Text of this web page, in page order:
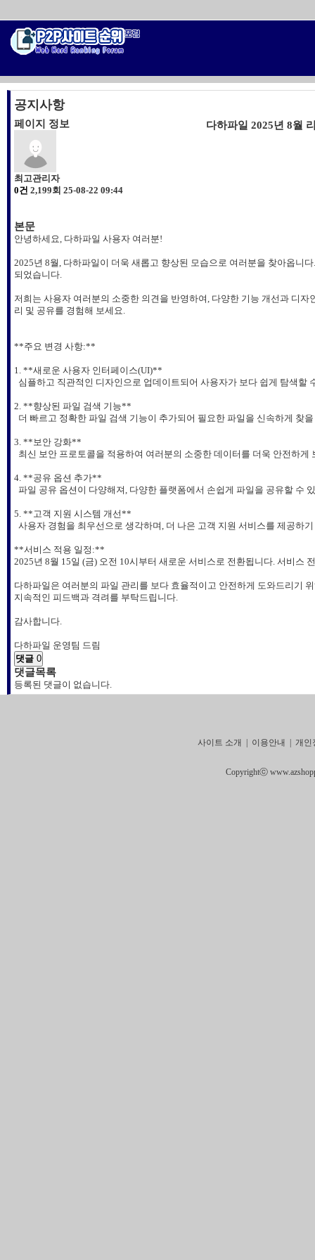
공지사항
다하파일 2025년 8월
페이지 정보
최고관리자
0건 2,199회 25-08-22 09:44
본문
안녕하세요, 다하파일 사용자 여러분!
2025년 8월, 다하파일이 더욱 새롭고 향상된 모습으로 여러분을 찾아옵니
되었습니다.
저희는 사용자 여러분의 소중한 의견을 반영하여, 다양한 기능 개선과 디
리 및 공유를 경험해 보세요.
**주요 변경 사항:**
1. **새로운 사용자 인터페이스(UI)**
심플하고 직관적인 디자인으로 업데이트되어 사용자가 보다 쉽게 탐색할
2. **향상된 파일 검색 기능**
더 빠르고 정확한 파일 검색 기능이 추가되어 필요한 파일을 신속하게 찾
3. **보안 강화**
최신 보안 프로토콜을 적용하여 여러분의 소중한 데이터를 더욱 안전하게
4. **공유 옵션 추가**
파일 공유 옵션이 다양해져, 다양한 플랫폼에서 손쉽게 파일을 공유할 수
5. **고객 지원 시스템 개선**
사용자 경험을 최우선으로 생각하며, 더 나은 고객 지원 서비스를 제공하
**서비스 적용 일정:**
2025년 8월 15일 (금) 오전 10시부터 새로운 서비스로 전환됩니다. 서비스
다하파일은 여러분의 파일 관리를 보다 효율적이고 안전하게 도와드리기
지속적인 피드백과 격려를 부탁드립니다.
감사합니다.
다하파일 운영팀 드림
댓글0
댓글목록
등록된 댓글이 없습니다.
사이트 소개 이용안내 개인
Copyrightⓒ